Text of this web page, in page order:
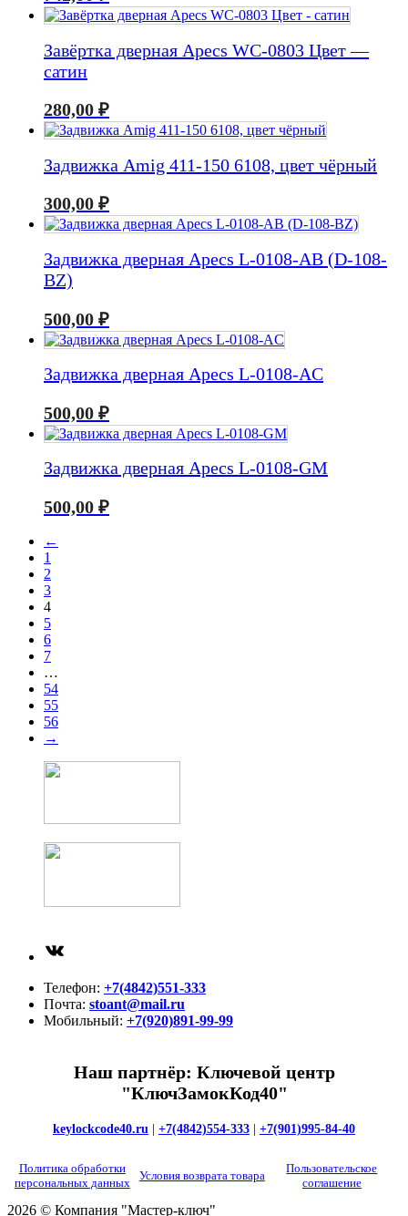
Завёртка дверная Apecs WC-0803 Цвет —
сатин
280,00 ₽
Задвижка Amig 411-150 6108, цвет чёрный
300,00 ₽
Задвижка дверная Apecs L-0108-AB (D-108-
BZ)
500,00 ₽
Задвижка дверная Apecs L-0108-AC
500,00 ₽
Задвижка дверная Apecs L-0108-GM
500,00 ₽
←
1
2
3
4
5
6
7
…
54
55
56
→
Телефон: +7(4842)551-333
Почта: stoant@mail.ru
Мобильный: +7(920)891-99-99
Наш партнёр: Ключевой центр
"КлючЗамокКод40"
keylockcode40.ru +7(4842)554-333 +7(901)995-84-40
Политика обработки
персональных данных
Условия возврата товара
Пользовательское
соглашение
2026 © Компания "Мастер-ключ"